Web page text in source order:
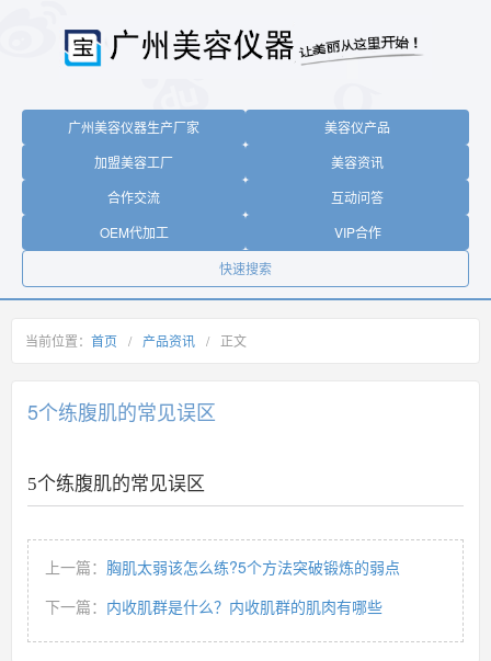
广州美容仪器生产厂家
美容仪产品
加盟美容工厂
美容资讯
合作交流
互动问答
OEM代加工
VIP合作
快速搜索
当前位置： 首页 / 产品资讯 / 正文
5个练腹肌的常见误区
5个练腹肌的常见误区
上一篇： 胸肌太弱该怎么练?5个方法突破锻炼的弱点
下一篇： 内收肌群是什么？内收肌群的肌肉有哪些